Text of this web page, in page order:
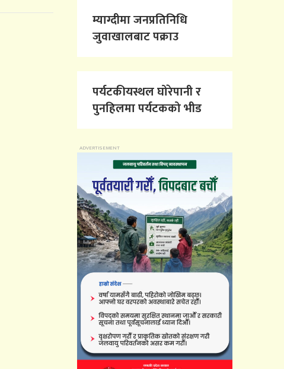
म्याग्दीमा जनप्रतिनिधि
जुवाखालबाट पक्राउ
पर्यटकीयस्थल घोरेपानी र
पुनहिलमा पर्यटकको भीड